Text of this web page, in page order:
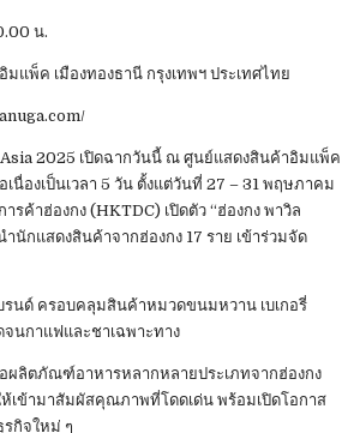
น.
มแพ็ค เมืองทองธานี กรุงเทพฯ ประเทศไทย
2025 เปิดฉากวันนี้ ณ ศูนย์แสดงสินค้าอิมแพ็ค
นื่องเป็นเวลา 5 วัน ตั้งแต่วันที่ 27 – 31 พฤษภาคม
ค้าฮ่องกง (HKTDC) เปิดตัว “ฮ่องกง พาวิล
ำนักแสดงสินค้าจากฮ่องกง 17 ราย เข้าร่วมจัด
รนด์ ครอบคลุมสินค้าหมวดขนมหวาน เบเกอรี่
จนกาแฟและชาเฉพาะทาง
อผลิตภัณฑ์อาหารหลากหลายประเภทจากฮ่องกง
เข้ามาสัมผัสคุณภาพที่โดดเด่น พร้อมเปิดโอกาส
รกิจใหม่ ๆ